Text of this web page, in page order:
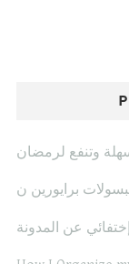
وتنفع لرمضان